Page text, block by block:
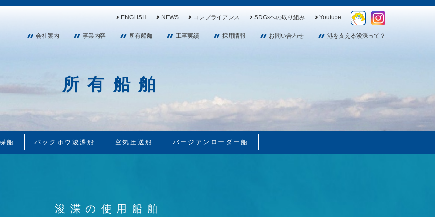
ENGLISH NEWS コンプライアンス SDGsへの取り組み Youtube
会社案内 事業内容 所有船舶 工事実績 採用情報 お問い合わせ 港を支える浚渫って？
所有船舶
船 バックホウ浚渫船 空気圧送船 バージアンローダー船
浚渫の使用船舶